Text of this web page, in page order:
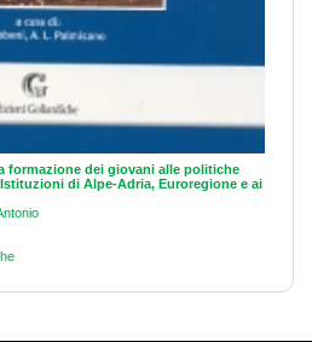
formazione dei giovani alle politiche
di Alpe-Adria, Euroregione e ai